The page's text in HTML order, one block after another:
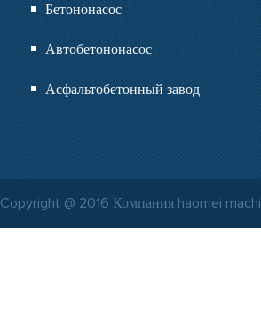
Бетононасос
Автобетононасос
Асфальтобетонный завод
Copyright @ 2016 Компания haomei